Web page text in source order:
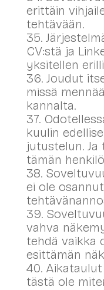
erittäin
tehtävään.
35.
CV:stä ja
yksitellen
36. Joudut
missä
kannalta.
37.
kuulin
jutustelun.
tämän
38.
ei ole
39.
vahva
tehdä vaikka
esittämän
40.
tästä ole